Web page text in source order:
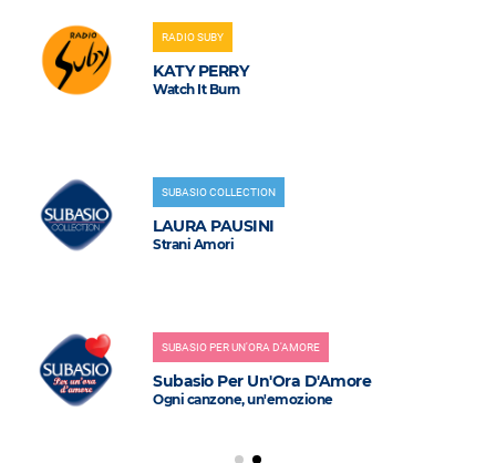
RADIO SUBY
KATY PERRY
Watch It Burn
SUBASIO COLLECTION
LAURA PAUSINI
Strani Amori
SUBASIO PER UN'ORA D'AMORE
Subasio Per Un'Ora D'Amore
Ogni canzone, un'emozione